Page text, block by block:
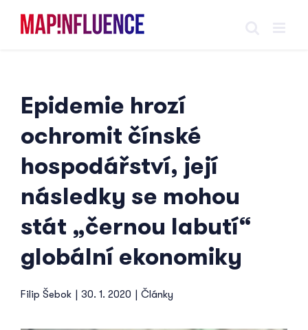
Skip
Epidemie hrozí
ochromit čínské
hospodářství, její
následky se mohou
stát „černou labutí“
globální ekonomiky
Filip Šebok | 30. 1. 2020 | Články